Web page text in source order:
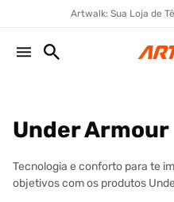
Artwalk: Sua Loja de
Under Armour
Tecnologia e conforto para te
objetivos com os produtos